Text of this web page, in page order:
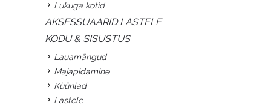
Lukuga kotid
AKSESSUAARID LASTELE
KODU & SISUSTUS
Lauamängud
Majapidamine
Küünlad
Lastele